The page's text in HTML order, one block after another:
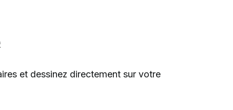
et dessinez directement sur votre